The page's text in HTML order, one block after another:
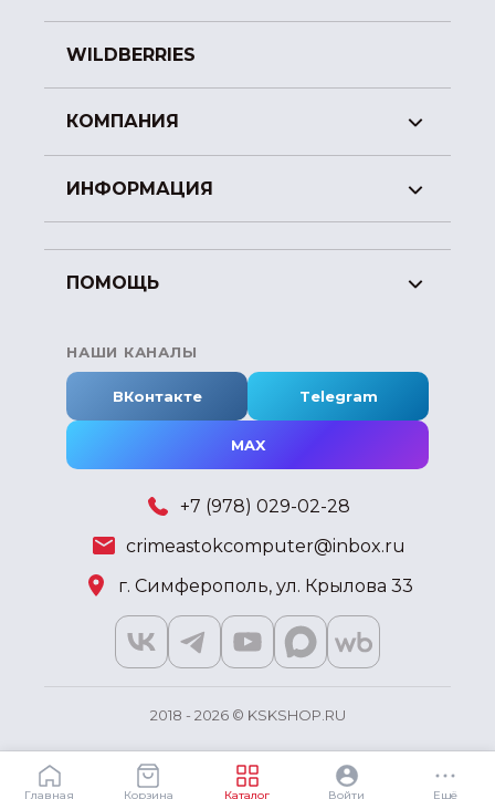
Главная Корзина Каталог Войти Ещё
WILDBERRIES
КОМПАНИЯ
ИНФОРМАЦИЯ
ПОМОЩЬ
НАШИ КАНАЛЫ
ВКонтакте Telegram
MAX
+7 (978) 029-02-28
crimeastokcomputer@inbox.ru
г. Симферополь, ул. Крылова 33
2018 - 2026 © KSKSHOP.RU